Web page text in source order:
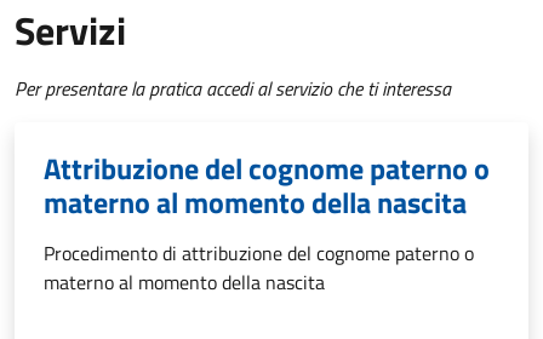
Servizi
Per presentare la pratica accedi al servizio che ti interessa
Attribuzione del cognome paterno o
materno al momento della nascita
Procedimento di attribuzione del cognome paterno o
materno al momento della nascita